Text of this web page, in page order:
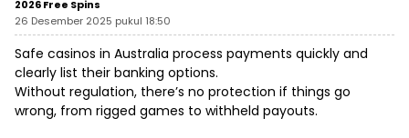
2026 Free Spins
26 Desember 2025 pukul 18:50
Safe casinos in Australia process payments quickly and
clearly list their banking options.
Without regulation, there’s no protection if things go
wrong, from rigged games to withheld payouts.